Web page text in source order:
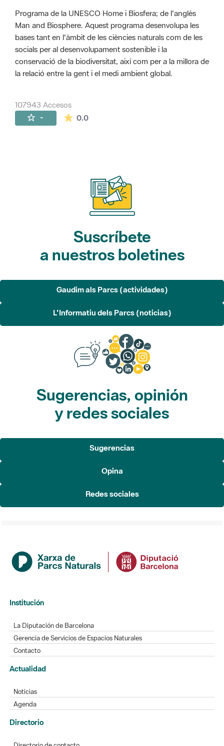
Programa de la UNESCO Home i Biosfera; de l'anglès
Man and Biosphere. Aquest programa desenvolupa les
bases tant en l'àmbit de les ciències naturals com de les
socials per al desenvolupament sostenible i la
conservació de la biodiversitat, així com per a la millora de
la relació entre la gent i el medi ambient global.
107943 Accesos
- 0.0La valoración media es de 0 estrellas de
Suscríbete
a nuestros boletines
Gaudim als Parcs (actividades)
L'Informatiu dels Parcs (noticias)
Sugerencias, opinión
y redes sociales
Sugerencias
Opina
Redes sociales
Institución
La Diputación de Barcelona
Gerencia de Servicios de Espacios Naturales
Contacto
Actualidad
Noticias
Agenda
Directorio